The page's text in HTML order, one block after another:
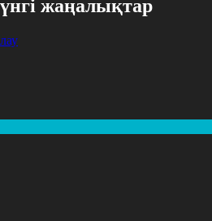
жаңалықтар